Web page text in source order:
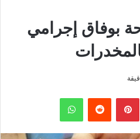
بوفاق إجرامي
بينتيريست واتساب